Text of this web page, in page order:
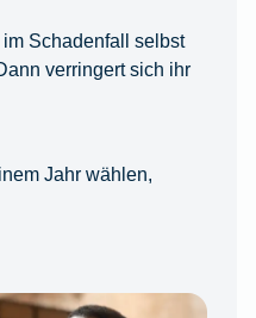
Schadenfall selbst
verringert sich ihr
Jahr wählen,